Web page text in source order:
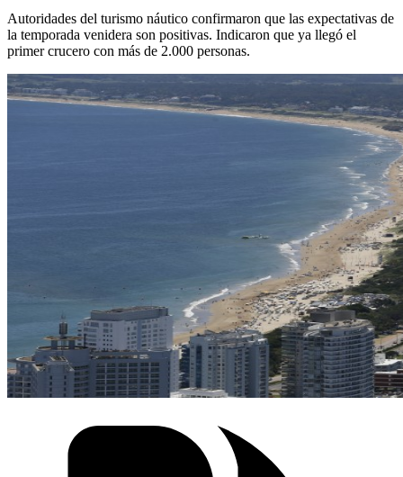
Autoridades del turismo náutico confirmaron que las expectativas de
la temporada venidera son positivas. Indicaron que ya llegó el
primer crucero con más de 2.000 personas.